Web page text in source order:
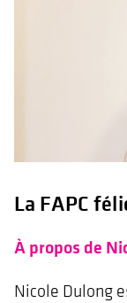
La FAPC
À propos de
Nicole Dulong